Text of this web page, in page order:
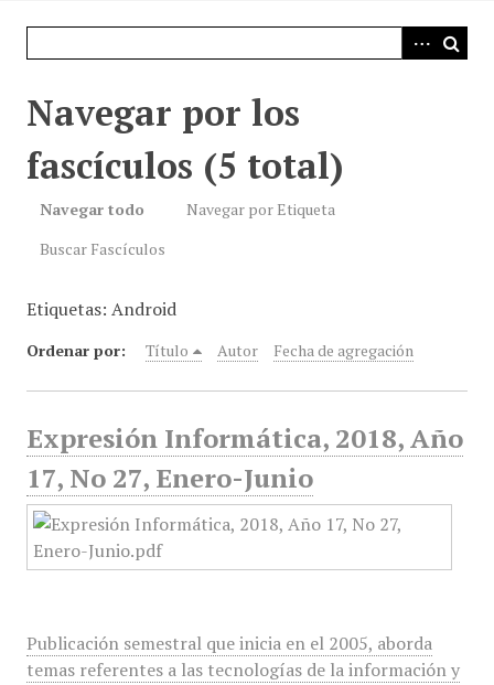
Navegar por los
fascículos (5 total)
Navegar todo
Navegar por Etiqueta
Buscar Fascículos
Etiquetas: Android
Ordenar por: Título Autor Fecha de agregación
Expresión Informática, 2018, Año
17, No 27, Enero-Junio
Publicación semestral que inicia en el 2005, aborda
temas referentes a las tecnologías de la información y